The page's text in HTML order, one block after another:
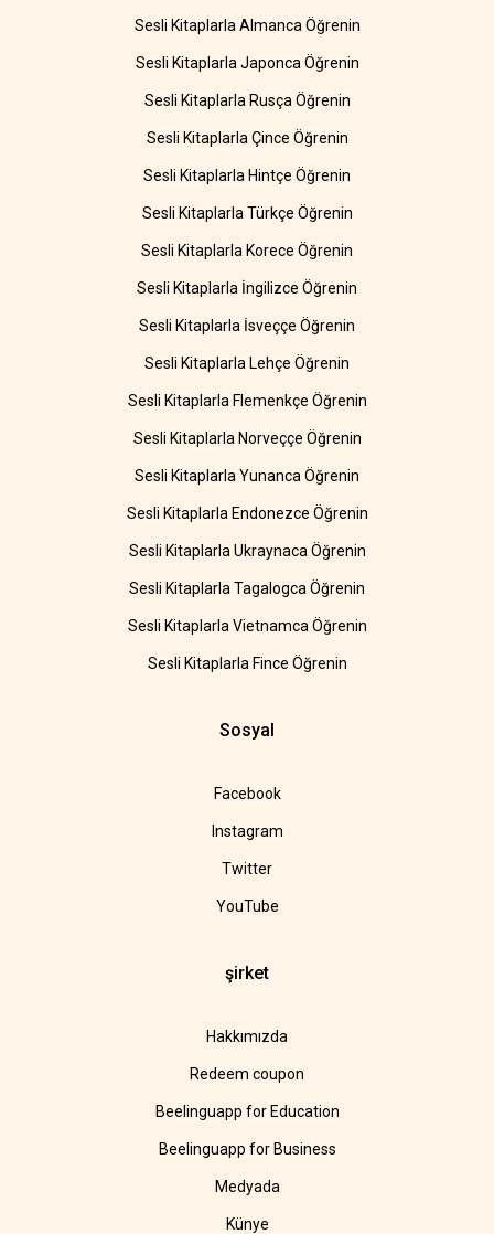
Sesli Kitaplarla Almanca Öğrenin
Sesli Kitaplarla Japonca Öğrenin
Sesli Kitaplarla Rusça Öğrenin
Sesli Kitaplarla Çince Öğrenin
Sesli Kitaplarla Hintçe Öğrenin
Sesli Kitaplarla Türkçe Öğrenin
Sesli Kitaplarla Korece Öğrenin
Sesli Kitaplarla İngilizce Öğrenin
Sesli Kitaplarla İsveççe Öğrenin
Sesli Kitaplarla Lehçe Öğrenin
Sesli Kitaplarla Flemenkçe Öğrenin
Sesli Kitaplarla Norveççe Öğrenin
Sesli Kitaplarla Yunanca Öğrenin
Sesli Kitaplarla Endonezce Öğrenin
Sesli Kitaplarla Ukraynaca Öğrenin
Sesli Kitaplarla Tagalogca Öğrenin
Sesli Kitaplarla Vietnamca Öğrenin
Sesli Kitaplarla Fince Öğrenin
Sosyal
Facebook
Instagram
Twitter
YouTube
şirket
Hakkımızda
Redeem coupon
Beelinguapp for Education
Beelinguapp for Business
Medyada
Künye